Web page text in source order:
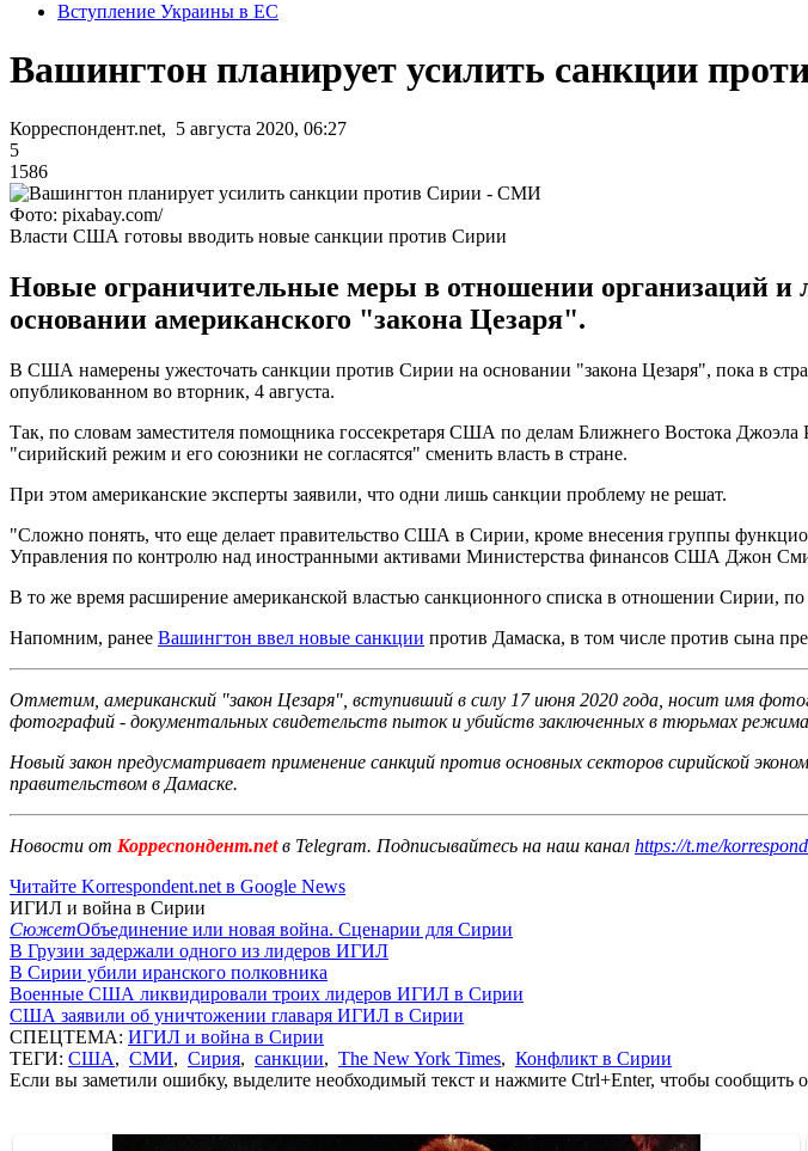
Вступление Украины в ЕС
Вашингтон планирует усилить санкции
Корреспондент.net, 5 августа 2020, 06:27
5
1586
Фото: pixabay.com/
Власти США готовы вводить новые санкции против Сирии
Новые ограничительные меры в отношении организаций
основании американского "закона Цезаря".
В США намерены ужесточать санкции против Сирии на основании "закона Цезаря", пока в
опубликованном во вторник, 4 августа.
Так, по словам заместителя помощника госсекретаря США по делам Ближнего Востока
"сирийский режим и его союзники не согласятся" сменить власть в стране.
При этом американские эксперты заявили, что одни лишь санкции проблему не решат.
"Сложно понять, что еще делает правительство США в Сирии, кроме внесения группы
Управления по контролю над иностранными активами Министерства финансов США Джон
В то же время расширение американской властью санкционного списка в отношении Сирии,
Напомним, ранее Вашингтон ввел новые санкции против Дамаска, в том числе против сына
Отметим, американский "закон Цезаря", вступивший в силу 17 июня 2020 года, носит имя
фотографий - документальных свидетельств пыток и убийств заключенных в тюрьмах
Новый закон предусматривает применение санкций против основных секторов сирийской
правительством в Дамаске.
Новости от Корреспондент.netв Telegram. Подписывайтесь на наш канал https://t.me/
Читайте Korrespondent.net в Google News
ИГИЛ и война в Сирии
СюжетОбъединение или новая война. Сценарии для Сирии
В Грузии задержали одного из лидеров ИГИЛ
В Сирии убили иранского полковника
Военные США ликвидировали троих лидеров ИГИЛ в Сирии
США заявили об уничтожении главаря ИГИЛ в Сирии
СПЕЦТЕМА: ИГИЛ и война в Сирии
ТЕГИ: США, СМИ, Сирия, санкции, The New York Times, Конфликт в Сирии
Если вы заметили ошибку, выделите необходимый текст и нажмите Ctrl+Enter, чтобы сообщить